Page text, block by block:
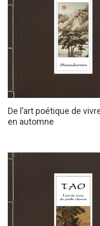
De l’art poétique de
en automne